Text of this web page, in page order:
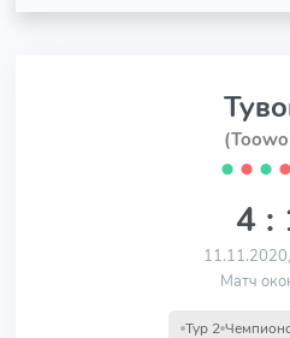
⬤ ⬤ ⬤ ⬤
4 :
Матч
Тур 2